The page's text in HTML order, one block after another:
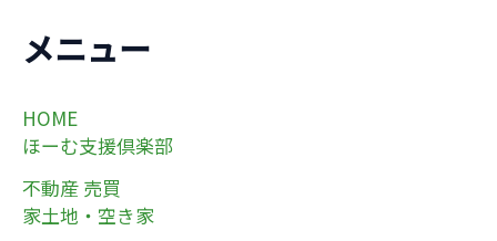
メニュー
HOME
ほーむ支援倶楽部
不動産 売買
家土地・空き家